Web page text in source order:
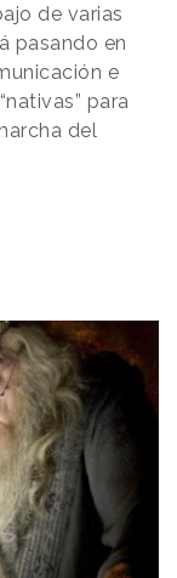
de varias
pasando en
e
para
del